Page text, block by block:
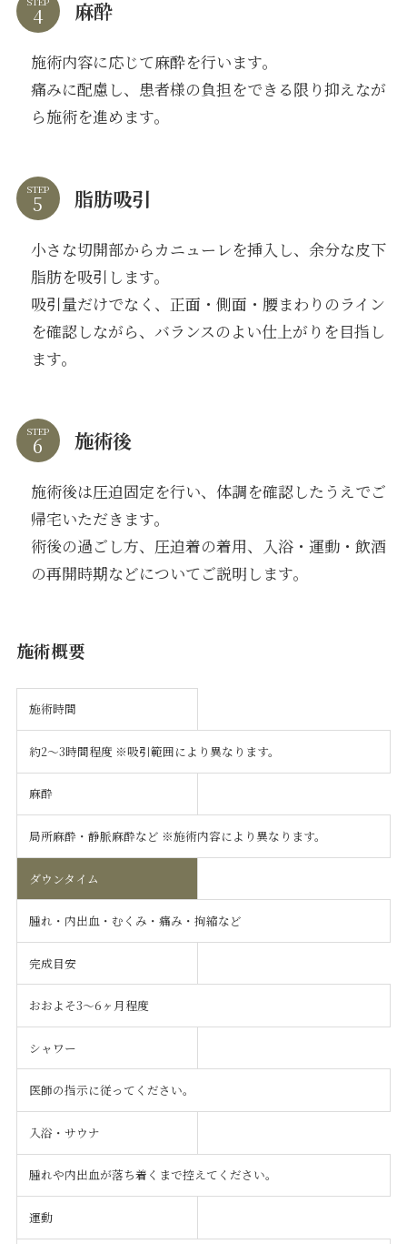
麻酔
施術内容に応じて麻酔を行います。
痛みに配慮し、患者様の負担をできる限り抑えなが
ら施術を進めます。
STEP 脂肪吸引
小さな切開部からカニューレを挿入し、余分な皮下
脂肪を吸引します。
吸引量だけでなく、正面・側面・腰まわりのライン
を確認しながら、バランスのよい仕上がりを目指し
ます。
STEP 施術後
施術後は圧迫固定を行い、体調を確認したうえでご
帰宅いただきます。
術後の過ごし方、圧迫着の着用、入浴・運動・飲酒
の再開時期などについてご説明します。
施術概要
施術時間
約2〜3時間程度 ※吸引範囲により異なります。
麻酔
局所麻酔・静脈麻酔など ※施術内容により異なります。
ダウンタイム
腫れ・内出血・むくみ・痛み・拘縮など
完成目安
おおよそ3〜6ヶ月程度
シャワー
医師の指示に従ってください。
入浴・サウナ
腫れや内出血が落ち着くまで控えてください。
運動